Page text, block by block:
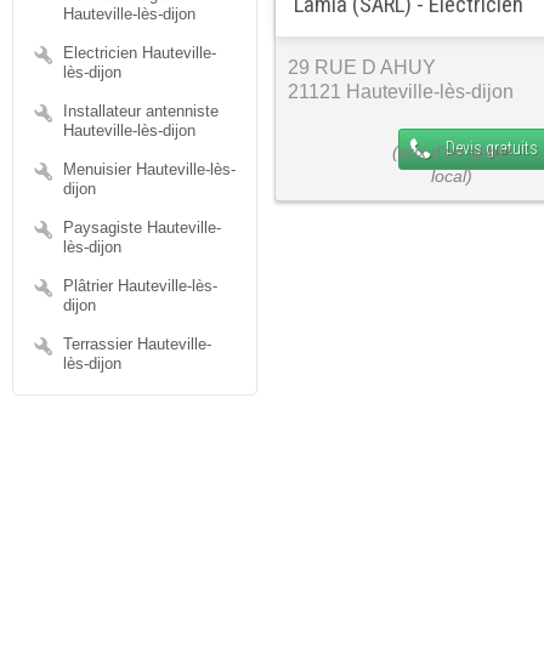
Hauteville-lès-dijon
Electricien Hauteville-
lès-dijon
Installateur antenniste
Hauteville-lès-dijon
Menuisier Hauteville-lès-
dijon
Paysagiste Hauteville-
lès-dijon
Plâtrier Hauteville-lès-
dijon
Terrassier Hauteville-
lès-dijon
29 RUE D AHUY
21121 Hauteville-lès-dijon
Devis gratuits